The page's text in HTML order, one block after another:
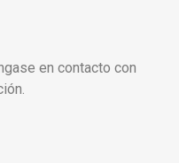
en contacto con